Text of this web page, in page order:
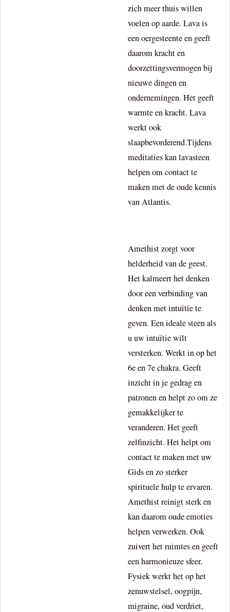
zich meer thuis willen
voelen op aarde. Lava is
een oergesteente en geeft
daarom kracht en
doorzettingsvermogen bij
nieuwe dingen en
ondernemingen. Het geeft
warmte en kracht. Lava
werkt ook
slaapbevorderend.Tijdens
meditaties kan lavasteen
helpen om contact te
maken met de oude kennis
van Atlantis.
Amethist zorgt voor
helderheid van de geest.
Het kalmeert het denken
door een verbinding van
denken met intuïtie te
geven. Een ideale steen als
u uw intuïtie wilt
versterken. Werkt in op het
6e en 7e chakra. Geeft
inzicht in je gedrag en
patronen en helpt zo om ze
gemakkelijker te
veranderen. Het geeft
zelfinzicht. Het helpt om
contact te maken met uw
Gids en zo sterker
spirituele hulp te ervaren.
Amethist reinigt sterk en
kan daarom oude emoties
helpen verwerken. Ook
zuivert het ruimtes en geeft
een harmonieuze sfeer.
Fysiek werkt het op het
zenuwstelsel, oogpijn,
migraine, oud verdriet,